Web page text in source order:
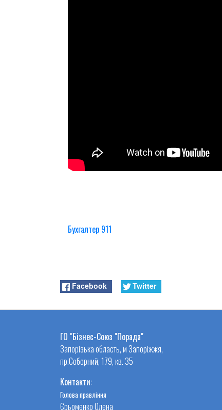
Бухгалтер 911
Facebook Twitter
ГО "Бізнес-Союз "Порада"
Запорізька область, м Запоріжжя,
пр.Соборний, 179, кв. 35
Контакти:
Голова правління
Єрьоменко Олена